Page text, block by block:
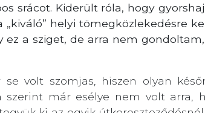
srácot. Kiderült róla, hogy
helyi tömegközlekedésre
a sziget, de arra nem
se volt szomjas, hiszen olyan
szerint már esélye nem volt arra,